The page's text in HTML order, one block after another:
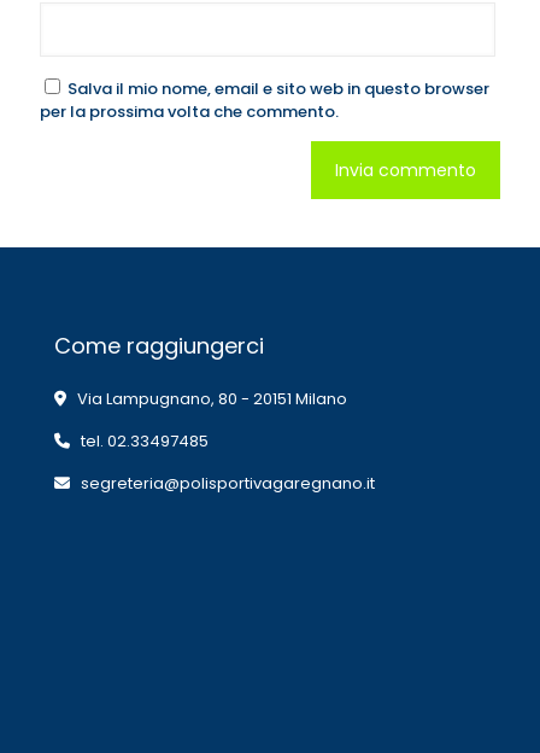
Salva il mio nome, email e sito web in questo browser
per la prossima volta che commento.
Come raggiungerci
Via Lampugnano, 80 - 20151 Milano
tel. 02.33497485
segreteria@polisportivagaregnano.it